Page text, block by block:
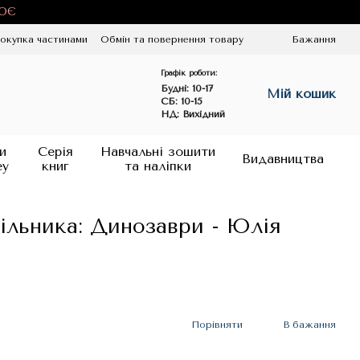
частинами
Обмін та повернення товару
Бажання
Графік роботи:
Будні: 10-17
СБ: 10-15
НД: Вихідний
Мій кошик
Серія
книг
Навчальні зошити
та наліпки
Видавництва
Динозаври - Юлія
Порівняти В бажання